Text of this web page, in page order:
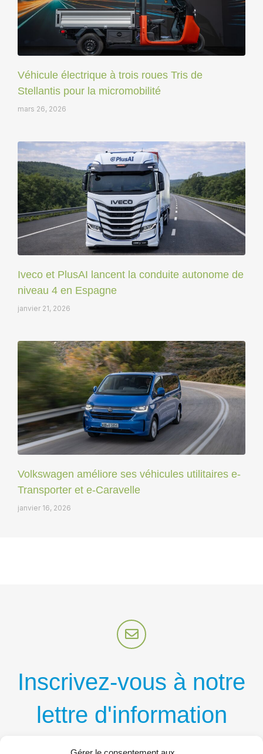
Véhicule électrique à trois roues Tris de
Stellantis pour la micromobilité
mars 26, 2026
Iveco et PlusAI lancent la conduite autonome de
niveau 4 en Espagne
janvier 21, 2026
Volkswagen améliore ses véhicules utilitaires e-
Transporter et e-Caravelle
janvier 16, 2026
Inscrivez-vous à notre
lettre d'information
par courriel